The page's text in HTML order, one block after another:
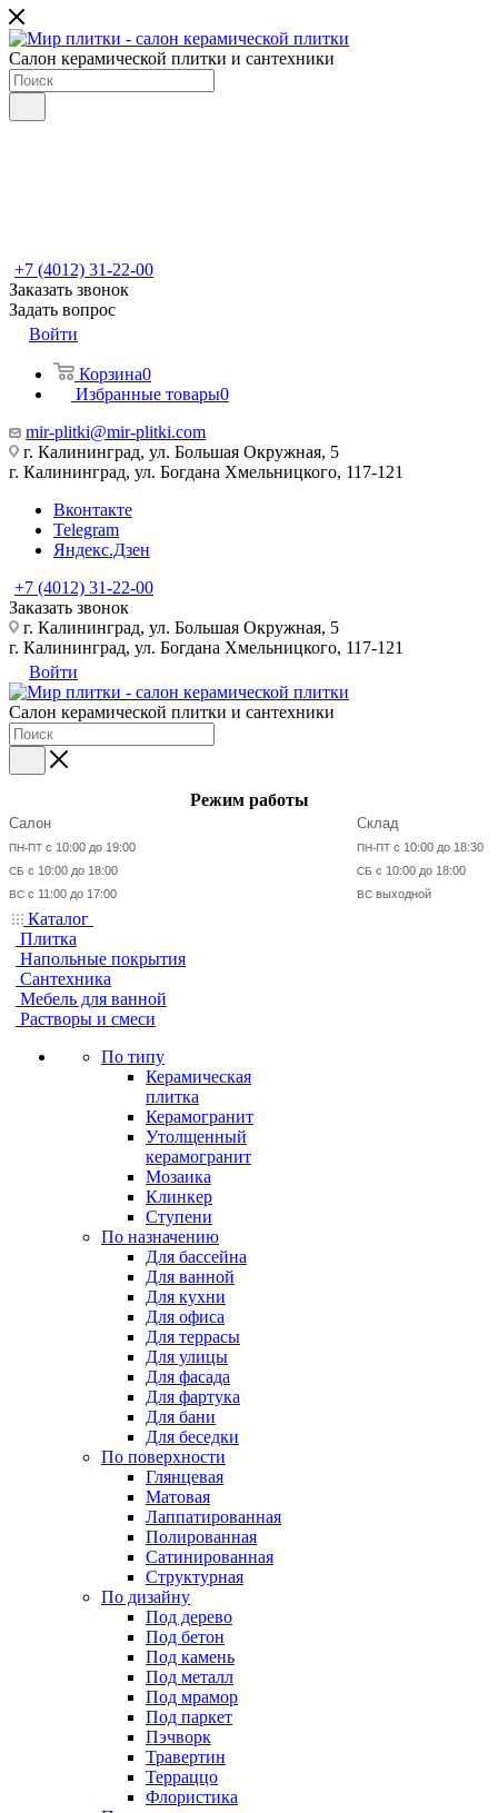
Салон керамической плитки и сантехники
+7 (4012) 31-22-00
Заказать звонок
Задать вопрос
Войти
Корзина0
Избранные товары0
mir-plitki@mir-plitki.com
г. Калининград, ул. Большая Окружная, 5
г. Калининград, ул. Богдана Хмельницкого, 117-121
Вконтакте
Telegram
Яндекс.Дзен
+7 (4012) 31-22-00
Заказать звонок
г. Калининград, ул. Большая Окружная, 5
г. Калининград, ул. Богдана Хмельницкого, 117-121
Войти
Салон керамической плитки и сантехники
Режим работы
Салон
ПН-ПТ с 10:00 до 19:00
СБ с 10:00 до 18:00
ВС с 11:00 до 17:00
Склад
ПН-ПТ с 10:00 до 18:30
СБ с 10:00 до 18:00
ВС выходной
Каталог
Плитка
Напольные покрытия
Сантехника
Мебель для ванной
Растворы и смеси
По типу
Керамическая
плитка
Керамогранит
Утолщенный
керамогранит
Мозаика
Клинкер
Ступени
По назначению
Для бассейна
Для ванной
Для кухни
Для офиса
Для террасы
Для улицы
Для фасада
Для фартука
Для бани
Для беседки
По поверхности
Глянцевая
Матовая
Лаппатированная
Полированная
Сатинированная
Структурная
По дизайну
Под дерево
Под бетон
Под камень
Под металл
Под мрамор
Под паркет
Пэчворк
Травертин
Терраццо
Флористика